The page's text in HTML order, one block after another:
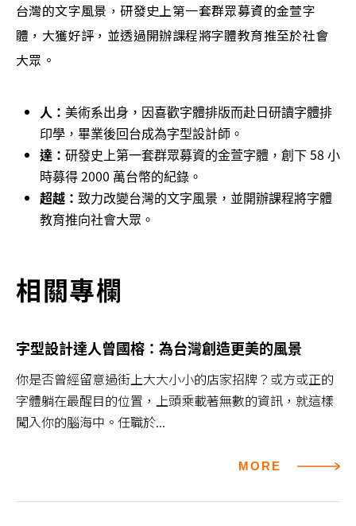
台灣的文字風景，研發史上第一套群眾募資的金萱字
體，大獲好評，並透過開辦課程將字體教育推至於社會
大眾。
人： 美術系出身，因喜歡字體排版而赴日研讀字體排
印學，畢業後回台成為字型設計師。
達： 研發史上第一套群眾募資的金萱字體，創下 58 小
時募得 2000 萬台幣的紀錄。
超越： 致力改變台灣的文字風景，並開辦課程將字體
教育推向社會大眾。
相關專欄
字型設計達人曾國榕：為台灣創造更美的風景
你是否曾經留意過街上大大小小的店家招牌？或方或正的
字體躺在最醒目的位置，上頭乘載著無數的資訊，就這樣
闖入你的腦海中。任職於...
MORE